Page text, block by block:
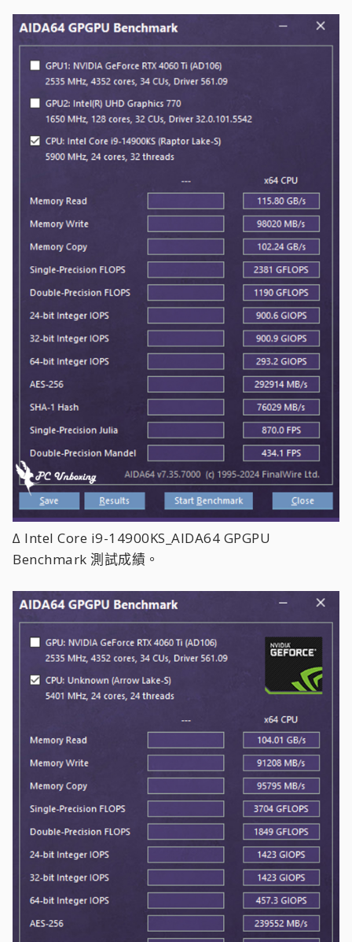
∆ Intel Core i9-14900KS_AIDA64 GPGPU
Benchmark 測試成績。